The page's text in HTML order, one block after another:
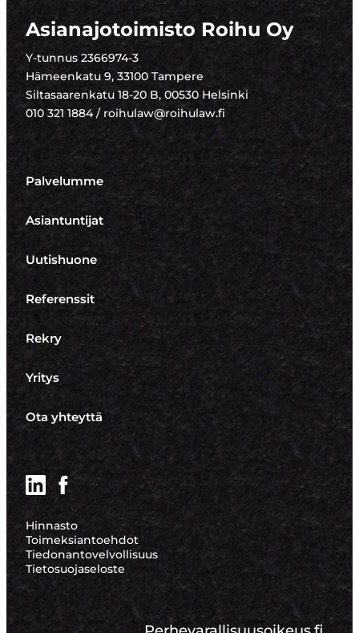
Asianajotoimisto Roihu Oy
Y-tunnus 2366974-3
Hämeenkatu 9, 33100 Tampere
Siltasaarenkatu 18-20 B, 00530 Helsinki
010 321 1884 / roihulaw@roihulaw.fi
Palvelumme
Asiantuntijat
Uutishuone
Referenssit
Rekry
Yritys
Ota yhteyttä
LinkedInFacebook
Hinnasto
Toimeksiantoehdot
Tiedonantovelvollisuus
Tietosuojaseloste